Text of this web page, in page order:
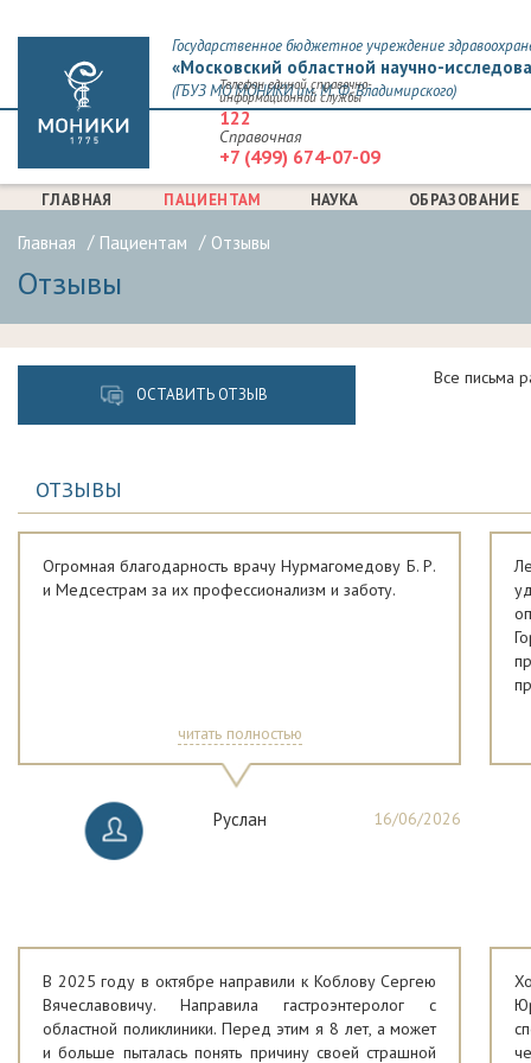
Государственное бюджетное учреждение
«Московский областной научно-
(ГБУЗ МО МОНИКИ им. М. Ф. Владимирского)
Телефон единой справочно-
информационной службы
122
Справочная
+7 (499) 674-07-09
ГЛАВНАЯ ПАЦИЕНТАМ НАУКА ОБРАЗОВАНИЕ
Главная Пациентам Отзывы
Отзывы
ОСТАВИТЬ ОТЗЫВ
Все письма
ОТЗЫВЫ
Огромная благодарность врачу Нурмагомедову Б. Р.
и Медсестрам за их профессионализм и заботу.
читать полностью
16/06/2026
Руслан
В 2025 году в октябре направили к Коблову Сергею
Вячеславовичу. Направила гастроэнтеролог с
областной поликлиники. Перед этим я 8 лет, а может
и больше пыталась понять причину своей страшной